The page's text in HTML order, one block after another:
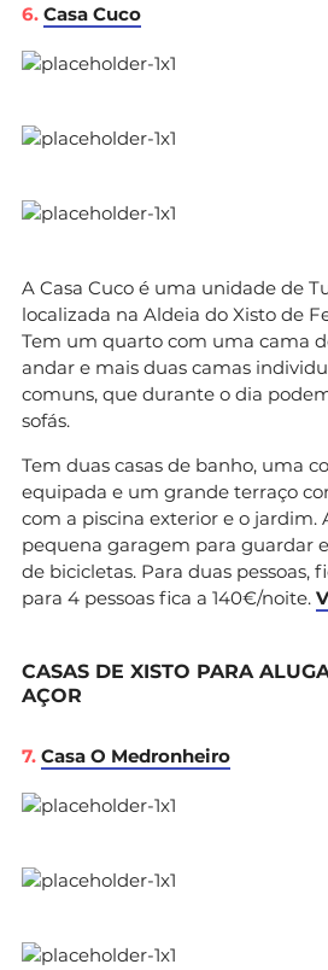
6. Casa Cuco
A Casa Cuco é uma unidade de
localizada na Aldeia do Xisto de
Tem um quarto com uma cama
andar e mais duas camas
comuns, que durante o dia
sofás.
Tem duas casas de banho, uma
equipada e um grande terraço
com a piscina exterior e o jardim.
pequena garagem para guardar
de bicicletas. Para duas pessoas,
para 4 pessoas fica a 140€/noite.
CASAS DE XISTO PARA
AÇOR
7. Casa O Medronheiro